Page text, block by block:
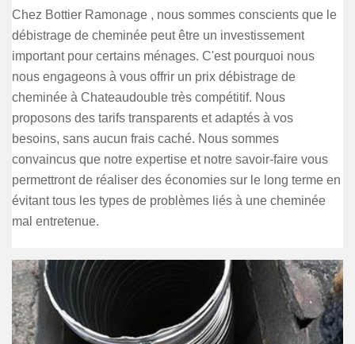
Chez Bottier Ramonage , nous sommes conscients que le
débistrage de cheminée peut être un investissement
important pour certains ménages. C'est pourquoi nous
nous engageons à vous offrir un prix débistrage de
cheminée à Chateaudouble très compétitif. Nous
proposons des tarifs transparents et adaptés à vos
besoins, sans aucun frais caché. Nous sommes
convaincus que notre expertise et notre savoir-faire vous
permettront de réaliser des économies sur le long terme en
évitant tous les types de problèmes liés à une cheminée
mal entretenue.